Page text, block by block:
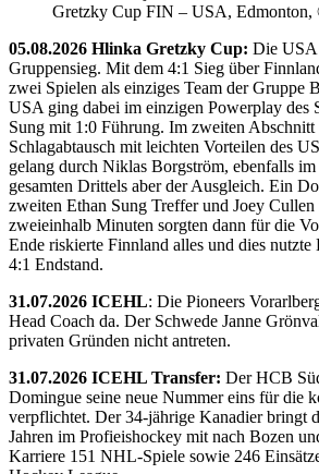
Gretzky Cup FIN – USA, Edmonton,
05.08.2026 Hlinka Gretzky Cup: Die USA
Gruppensieg. Mit dem 4:1 Sieg über
zwei Spielen als einziges Team der Gruppe
USA ging dabei im einzigen Powerplay des
Sung mit 1:0 Führung. Im zweiten Abschnitt
Schlagabtausch mit leichten Vorteilen des
gelang durch Niklas Borgström, ebenfalls
gesamten Drittels aber der Ausgleich. Ein
zweiten Ethan Sung Treffer und Joey
zweieinhalb Minuten sorgten dann für die
Ende riskierte Finnland alles und dies nutzte
4:1 Endstand.
31.07.2026 ICEHL: Die Pioneers
Head Coach da. Der Schwede Janne
privaten Gründen nicht antreten.
31.07.2026 ICEHL Transfer: Der HCB
Domingue seine neue Nummer eins für die
verpflichtet. Der 34-jährige Kanadier bringt
Jahren im Profieishockey mit nach Bozen
Karriere 151 NHL-Spiele sowie 246